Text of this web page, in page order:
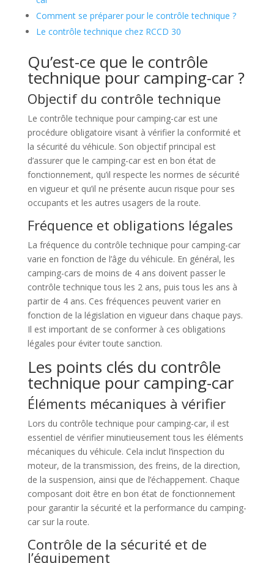
Comment se préparer pour le contrôle technique ?
Le contrôle technique chez RCCD 30
Qu’est-ce que le contrôle
technique pour camping-car ?
Objectif du contrôle technique
Le contrôle technique pour camping-car est une
procédure obligatoire visant à vérifier la conformité et
la sécurité du véhicule. Son objectif principal est
d’assurer que le camping-car est en bon état de
fonctionnement, qu’il respecte les normes de sécurité
en vigueur et qu’il ne présente aucun risque pour ses
occupants et les autres usagers de la route.
Fréquence et obligations légales
La fréquence du contrôle technique pour camping-car
varie en fonction de l’âge du véhicule. En général, les
camping-cars de moins de 4 ans doivent passer le
contrôle technique tous les 2 ans, puis tous les ans à
partir de 4 ans. Ces fréquences peuvent varier en
fonction de la législation en vigueur dans chaque pays.
Il est important de se conformer à ces obligations
légales pour éviter toute sanction.
Les points clés du contrôle
technique pour camping-car
Éléments mécaniques à vérifier
Lors du contrôle technique pour camping-car, il est
essentiel de vérifier minutieusement tous les éléments
mécaniques du véhicule. Cela inclut l’inspection du
moteur, de la transmission, des freins, de la direction,
de la suspension, ainsi que de l’échappement. Chaque
composant doit être en bon état de fonctionnement
pour garantir la sécurité et la performance du camping-
car sur la route.
Contrôle de la sécurité et de
l’équipement